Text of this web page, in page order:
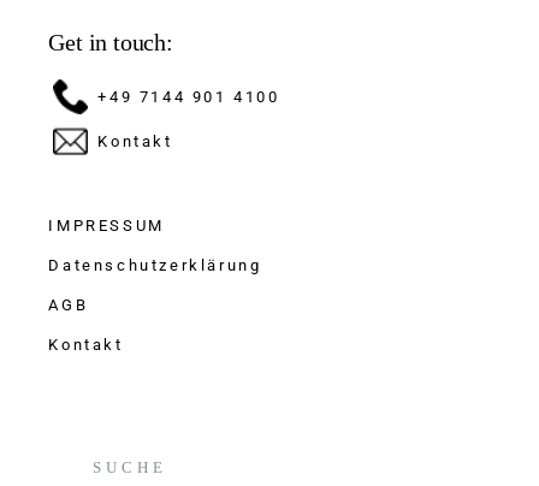
Get in touch:
+49 7144 901 4100
Kontakt
IMPRESSUM
Datenschutzerklärung
AGB
Kontakt